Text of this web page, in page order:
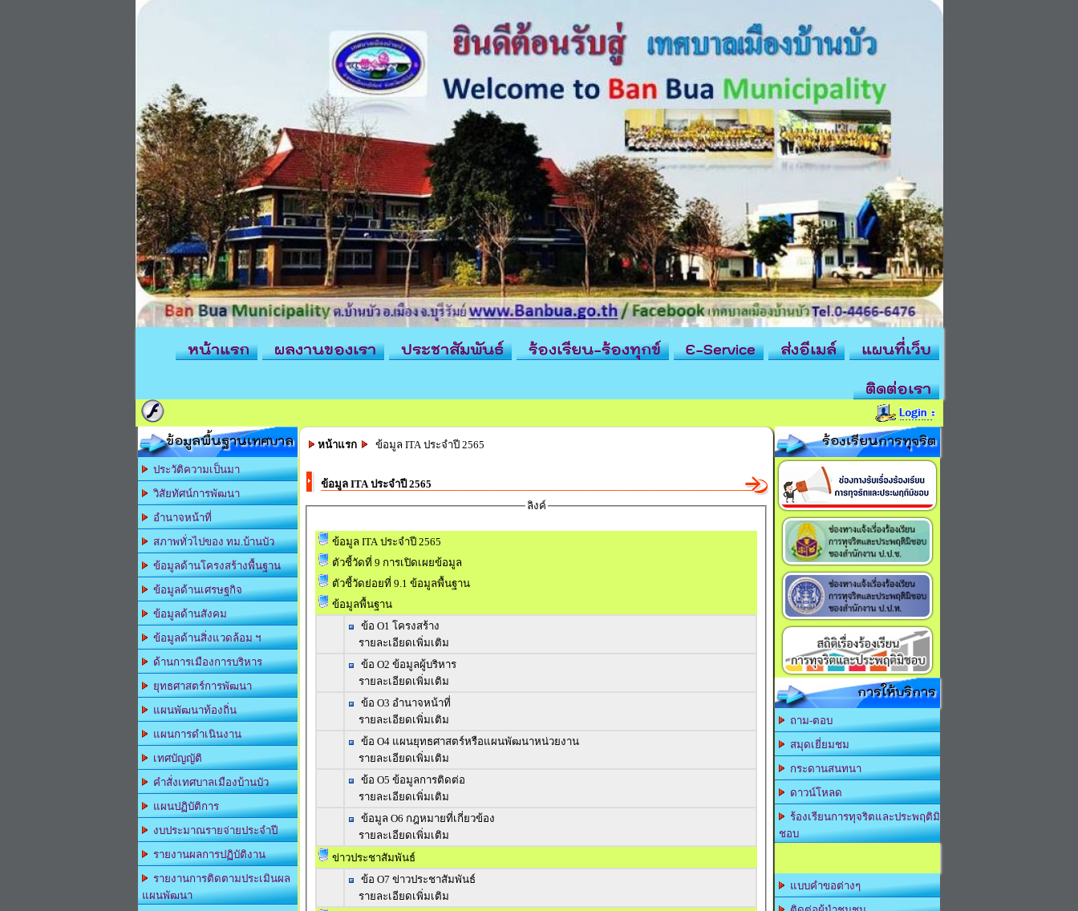
หน้าแรก ผลงานของเรา ประชาสัมพันธ์ ร้องเรียน-ร้องทุกข์ E-Service ส่งอีเมล์
แผนที่เว็บ
ติดต่อเรา
ข้อมูลพื้นฐานเทศบาล
ประวัติความเป็นมา
วิสัยทัศน์การพัฒนา
อำนาจหน้าที่
สภาพทั่วไปของ ทม.บ้านบัว
ข้อมูลด้านโครงสร้างพื้นฐาน
ข้อมูลด้านเศรษฐกิจ
ข้อมูลด้านสังคม
ข้อมูลด้านสิ่งแวดล้อม ฯ
ด้านการเมืองการบริหาร
ยุทธศาสตร์การพัฒนา
แผนพัฒนาท้องถิ่น
แผนการดำเนินงาน
เทศบัญญัติ
คำสั่งเทศบาลเมืองบ้านบัว
แผนปฏิบัติการ
งบประมาณรายจ่ายประจำปี
รายงานผลการปฏิบัติงาน
รายงานการติดตามประเมินผล
แผนพัฒนา
หน้าแรก ข้อมูล ITA ประจำปี 2565
ข้อมูล ITA ประจำปี 2565
ลิงค์
ข้อมูล ITA ประจำปี 2565
ตัวชี้วัดที่ 9 การเปิดเผยข้อมูล
ตัวชี้วัดย่อยที่ 9.1 ข้อมูลพื้นฐาน
ข้อมูลพื้นฐาน
ข้อ O1 โครงสร้าง
รายละเอียดเพิ่มเติม
ข้อ O2 ข้อมูลผู้บริหาร
รายละเอียดเพิ่มเติม
ข้อ O3 อำนาจหน้าที่
รายละเอียดเพิ่มเติม
ข้อ O4 แผนยุทธศาสตร์หรือแผนพัฒนาหน่วยงาน
รายละเอียดเพิ่มเติม
ข้อ O5 ข้อมูลการติดต่อ
รายละเอียดเพิ่มเติม
ข้อมูล O6 กฎหมายที่เกี่ยวข้อง
รายละเอียดเพิ่มเติม
ข่าวประชาสัมพันธ์
ข้อ O7 ข่าวประชาสัมพันธ์
รายละเอียดเพิ่มเติม
ร้องเรียนการทุจริต
การให้บริการ
ถาม-ตอบ
สมุดเยี่ยมชม
กระดานสนทนา
ดาวน์โหลด
ร้องเรียนการทุจริตและประพฤติมิ
ชอบ
แบบคำขอต่างๆ